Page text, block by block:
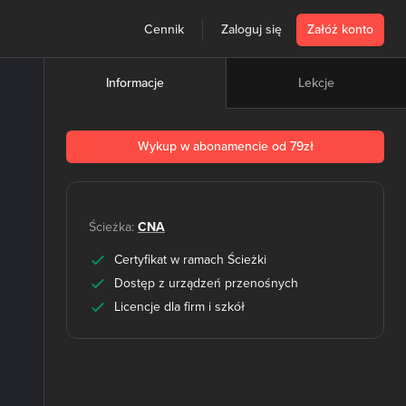
Cennik Zaloguj się Załóż konto
Informacje Lekcje
Wykup w abonamencie od 79zł
Ścieżka: CNA
Certyfikat w ramach Ścieżki
Dostęp z urządzeń przenośnych
Licencje dla firm i szkół